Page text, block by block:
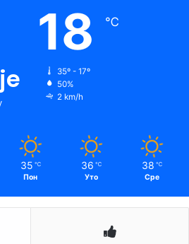
18 ℃
35º - 17º
50%
2 km/h
35 ℃
Пон
36 ℃
Уто
38 ℃
Сре